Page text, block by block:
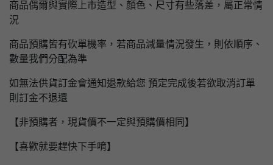
商品偶爾與實際上市造型、顏色、尺寸有些落差，屬正常情
況
商品預購皆有砍單機率，若商品減量情況發生，則依順序、
數量我們分配為準
如無法供貨訂金會通知退款給您 預定完成後若欲取消訂單
則訂金不退還
【非預購者，現貨價不一定與預購價相同】
【喜歡就要趕快下手唷】